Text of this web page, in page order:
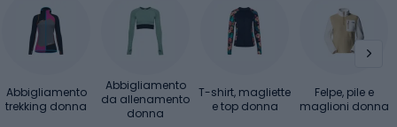
Abbigliamento
trekking donna
Abbigliamento
da allenamento
donna
T-shirt, magliette
e top donna
Felpe, pile e
maglioni donna